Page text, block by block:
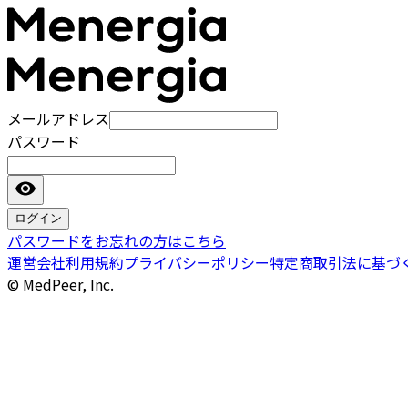
メールアドレス
パスワード
ログイン
パスワードをお忘れの方はこちら
運営会社利用規約プライバシーポリシー特定商取引法に基づ
© MedPeer, Inc.